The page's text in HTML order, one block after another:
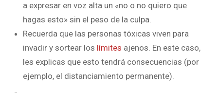
a expresar en voz alta un «no o no quiero que
hagas esto» sin el peso de la culpa.
Recuerda que las personas tóxicas viven para
invadir y sortear los límites ajenos. En este caso,
les explicas que esto tendrá consecuencias (por
ejemplo, el distanciamiento permanente).